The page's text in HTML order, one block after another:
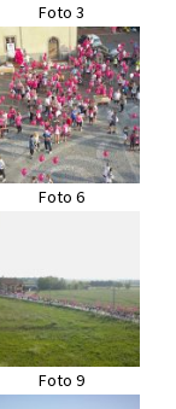
Foto 3
Foto 6
Foto 9